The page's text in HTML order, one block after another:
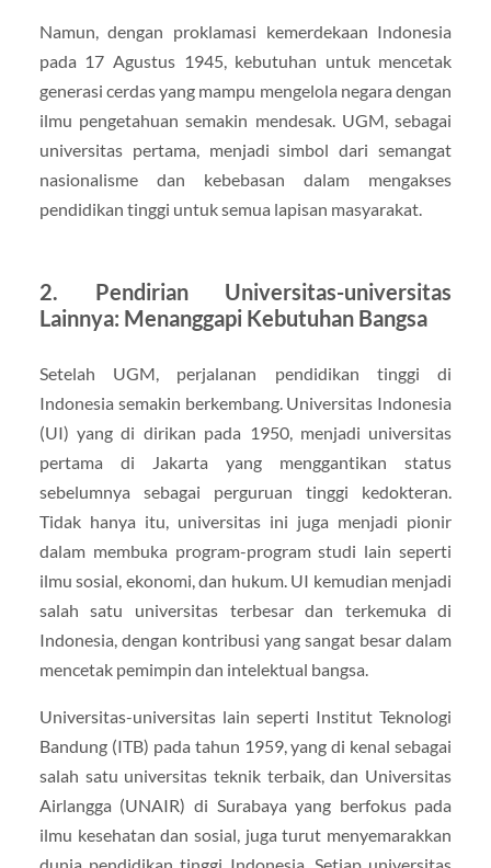
Namun, dengan proklamasi kemerdekaan Indonesia
pada 17 Agustus 1945, kebutuhan untuk mencetak
generasi cerdas yang mampu mengelola negara dengan
ilmu pengetahuan semakin mendesak. UGM, sebagai
universitas pertama, menjadi simbol dari semangat
nasionalisme dan kebebasan dalam mengakses
pendidikan tinggi untuk semua lapisan masyarakat.
2. Pendirian Universitas-universitas
Lainnya: Menanggapi Kebutuhan Bangsa
Setelah UGM, perjalanan pendidikan tinggi di
Indonesia semakin berkembang. Universitas Indonesia
(UI) yang di dirikan pada 1950, menjadi universitas
pertama di Jakarta yang menggantikan status
sebelumnya sebagai perguruan tinggi kedokteran.
Tidak hanya itu, universitas ini juga menjadi pionir
dalam membuka program-program studi lain seperti
ilmu sosial, ekonomi, dan hukum. UI kemudian menjadi
salah satu universitas terbesar dan terkemuka di
Indonesia, dengan kontribusi yang sangat besar dalam
mencetak pemimpin dan intelektual bangsa.
Universitas-universitas lain seperti Institut Teknologi
Bandung (ITB) pada tahun 1959, yang di kenal sebagai
salah satu universitas teknik terbaik, dan Universitas
Airlangga (UNAIR) di Surabaya yang berfokus pada
ilmu kesehatan dan sosial, juga turut menyemarakkan